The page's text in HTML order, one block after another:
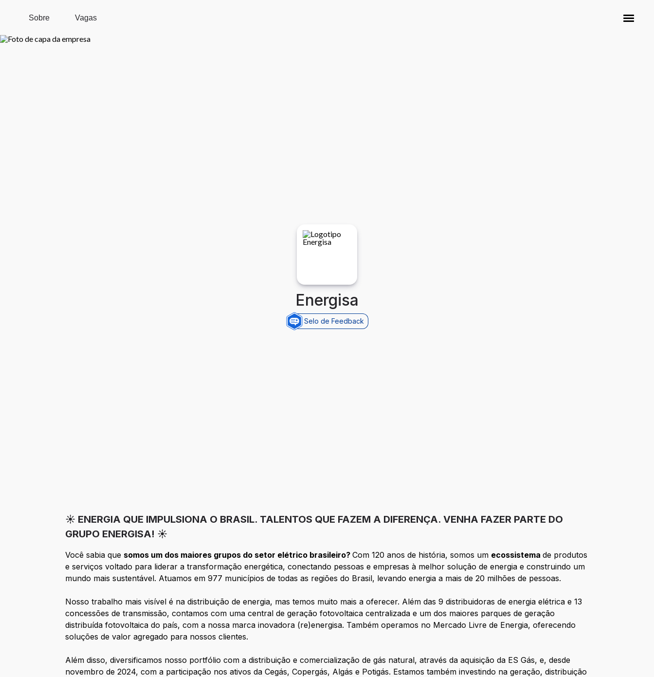
Sobre Vagas
Energisa
Selo de Feedback
☀️ ENERGIA QUE IMPULSIONA O BRASIL. TALENTOS QUE FAZEM A DIFERENÇA. VENHA FAZER PARTE DO
GRUPO ENERGISA! ☀️
Você sabia que somos um dos maiores grupos do setor elétrico brasileiro?Com 120 anos de história, somos um ecossistemade produtos
e serviços voltado para liderar a transformação energética, conectando pessoas e empresas à melhor solução de energia e construindo um
mundo mais sustentável. Atuamos em 977 municípios de todas as regiões do Brasil, levando energia a mais de 20 milhões de pessoas.
Nosso trabalho mais visível é na distribuição de energia, mas temos muito mais a oferecer. Além das 9 distribuidoras de energia elétrica e 13
concessões de transmissão, contamos com uma central de geração fotovoltaica centralizada e um dos maiores parques de geração
distribuída fotovoltaica do país, com a nossa marca inovadora (re)energisa. Também operamos no Mercado Livre de Energia, oferecendo
soluções de valor agregado para nossos clientes.
Além disso, diversificamos nosso portfólio com a distribuição e comercialização de gás natural, através da aquisição da ES Gás, e, desde
novembro de 2024, com a participação nos ativos da Cegás, Copergás, Algás e Potigás. Estamos também investindo na geração, distribuição